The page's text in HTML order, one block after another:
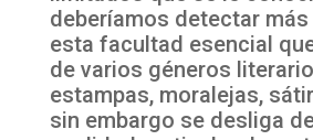
deberíamos detectar
esta facultad esencial
de varios géneros
estampas, moralejas,
sin embargo se desliga